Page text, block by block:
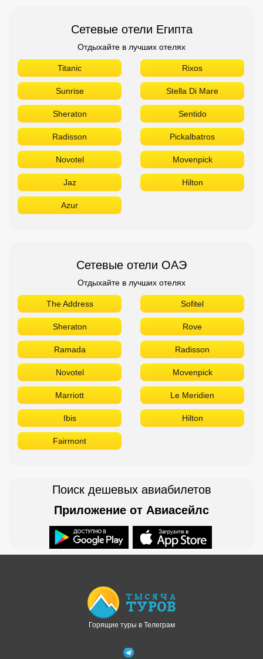
Сетевые отели Египта
Отдыхайте в лучших отелях
Titanic Rixos
Sunrise Stella Di Mare
Sheraton Sentido
Radisson Pickalbatros
Novotel Movenpick
Jaz Hilton
Azur
Сетевые отели ОАЭ
Отдыхайте в лучших отелях
The Address Sofitel
Sheraton Rove
Ramada Radisson
Novotel Movenpick
Marriott Le Meridien
Ibis Hilton
Fairmont
Поиск дешевых авиабилетов
Приложение от Авиасейлс
Горящие туры в Телеграм